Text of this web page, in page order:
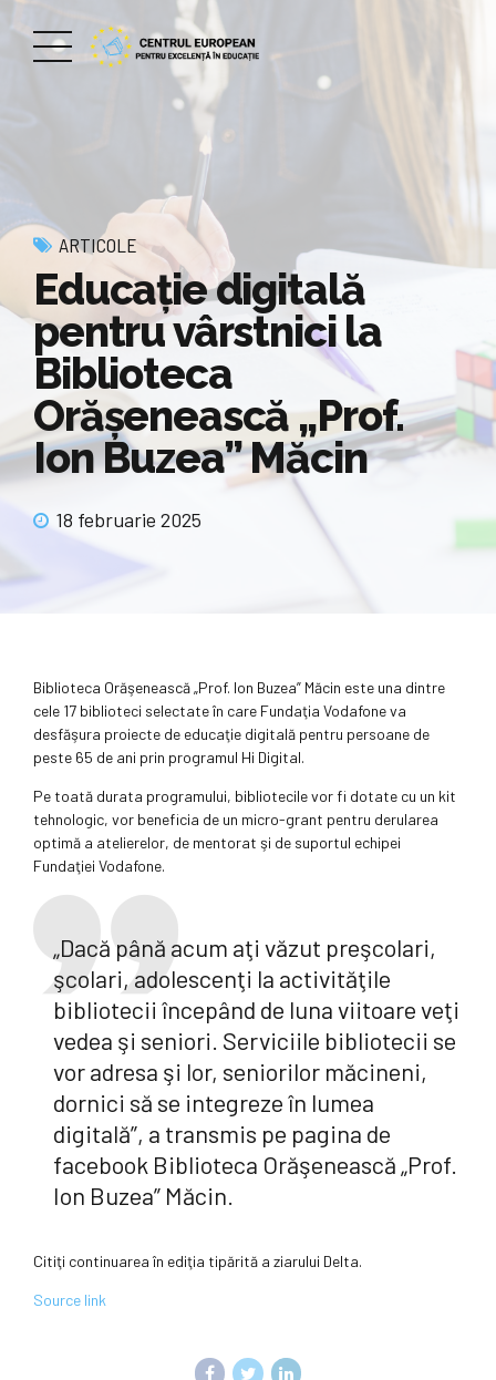
ARTICOLE
Educaţie digitală
pentru vârstnici la
Biblioteca
Orăşenească „Prof.
Ion Buzea” Măcin
18 februarie 2025
Biblioteca Orăşenească „Prof. Ion Buzea” Măcin este una dintre
cele 17 biblioteci selectate în care Fundaţia Vodafone va
desfăşura proiecte de educaţie digitală pentru persoane de
peste 65 de ani prin programul Hi Digital.
Pe toată durata programului, bibliotecile vor fi dotate cu un kit
tehnologic, vor beneficia de un micro-grant pentru derularea
optimă a atelierelor, de mentorat şi de suportul echipei
Fundaţiei Vodafone.
„Dacă până acum aţi văzut preşcolari,
şcolari, adolescenţi la activităţile
bibliotecii începând de luna viitoare veţi
vedea şi seniori. Serviciile bibliotecii se
vor adresa şi lor, seniorilor măcineni,
dornici să se integreze în lumea
digitală”, a transmis pe pagina de
facebook Biblioteca Orăşenească „Prof.
Ion Buzea” Măcin.
Citiţi continuarea în ediţia tipărită a ziarului Delta.
Source link